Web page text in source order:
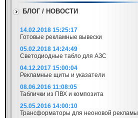
БЛОГ / НОВОСТИ
14.02.2018 15:25:17
Готовые рекламные вывески
05.02.2018 14:24:49
Светодиодные табло для АЗС
04.12.2017 15:00:04
Рекламные щиты и указатели
08.06.2016 11:08:05
Таблички из ПВХ и композита
25.05.2016 14:00:10
Трансформаторы для неоновой рекламы